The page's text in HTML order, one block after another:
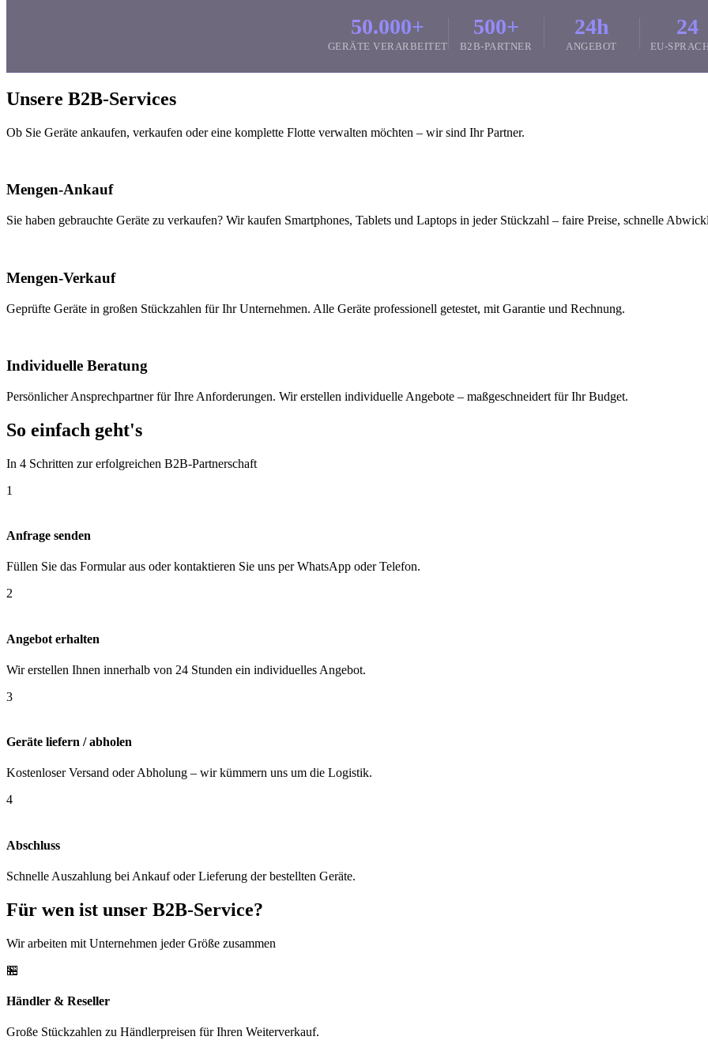
50.000+
GERÄTE VERARBEITET
500+
B2B-PARTNER
24h
ANGEBOT
24
EU-
Unsere B2B-Services
Ob Sie Geräte ankaufen, verkaufen oder eine komplette Flotte verwalten möchten – wir sind Ihr Partner.
Mengen-Ankauf
Sie haben gebrauchte Geräte zu verkaufen? Wir kaufen Smartphones, Tablets und Laptops in jeder Stückzahl – faire Preise, schnelle
Mengen-Verkauf
Geprüfte Geräte in großen Stückzahlen für Ihr Unternehmen. Alle Geräte professionell getestet, mit Garantie und Rechnung.
Individuelle Beratung
Persönlicher Ansprechpartner für Ihre Anforderungen. Wir erstellen individuelle Angebote – maßgeschneidert für Ihr Budget.
So einfach geht's
In 4 Schritten zur erfolgreichen B2B-Partnerschaft
1
Anfrage senden
Füllen Sie das Formular aus oder kontaktieren Sie uns per WhatsApp oder Telefon.
2
Angebot erhalten
Wir erstellen Ihnen innerhalb von 24 Stunden ein individuelles Angebot.
3
Geräte liefern / abholen
Kostenloser Versand oder Abholung – wir kümmern uns um die Logistik.
4
Abschluss
Schnelle Auszahlung bei Ankauf oder Lieferung der bestellten Geräte.
Für wen ist unser B2B-Service?
Wir arbeiten mit Unternehmen jeder Größe zusammen
🏪
Händler & Reseller
Große Stückzahlen zu Händlerpreisen für Ihren Weiterverkauf.